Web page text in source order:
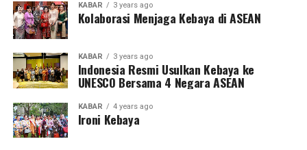
KABAR 3 years ago
Kolaborasi Menjaga Kebaya di ASEAN
KABAR 3 years ago
Indonesia Resmi Usulkan Kebaya ke
UNESCO Bersama 4 Negara ASEAN
KABAR 4 years ago
Ironi Kebaya